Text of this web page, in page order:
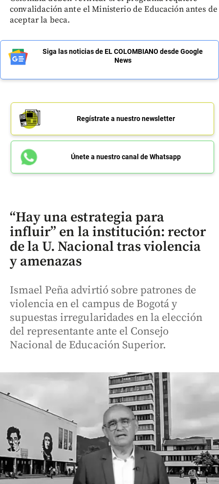
convalidación ante el Ministerio de Educación antes de
aceptar la beca.
Siga las noticias de EL COLOMBIANO desde Google
News
Regístrate a nuestro newsletter
Únete a nuestro canal de Whatsapp
“Hay una estrategia para
influir” en la institución: rector
de la U. Nacional tras violencia
y amenazas
Ismael Peña advirtió sobre patrones de
violencia en el campus de Bogotá y
supuestas irregularidades en la elección
del representante ante el Consejo
Nacional de Educación Superior.